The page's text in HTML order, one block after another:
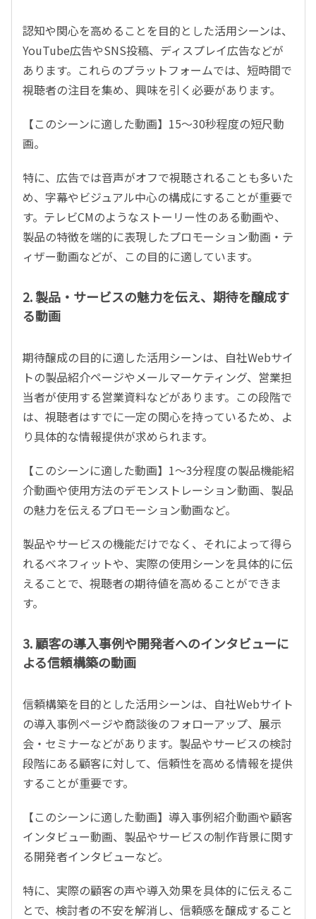
認知や関心を高めることを目的とした活用シーンは、
YouTube広告やSNS投稿、ディスプレイ広告などが
あります。これらのプラットフォームでは、短時間で
視聴者の注目を集め、興味を引く必要があります。
【このシーンに適した動画】 15〜30秒程度の短尺動
画。
特に、広告では音声がオフで視聴されることも多いた
め、字幕やビジュアル中心の構成にすることが重要で
す。テレビCMのようなストーリー性のある動画や、
製品の特徴を端的に表現したプロモーション動画・テ
ィザー動画などが、この目的に適しています。
2. 製品・サービスの魅力を伝え、期待を醸成す
る動画
期待醸成の目的に適した活用シーンは、自社Webサイ
トの製品紹介ページやメールマーケティング、営業担
当者が使用する営業資料などがあります。この段階で
は、視聴者はすでに一定の関心を持っているため、よ
り具体的な情報提供が求められます。
【このシーンに適した動画】 1〜3分程度の製品機能紹
介動画や使用方法のデモンストレーション動画、製品
の魅力を伝えるプロモーション動画など。
製品やサービスの機能だけでなく、それによって得ら
れるベネフィットや、実際の使用シーンを具体的に伝
えることで、視聴者の期待値を高めることができま
す。
3. 顧客の導入事例や開発者へのインタビューに
よる信頼構築の動画
信頼構築を目的とした活用シーンは、自社Webサイト
の導入事例ページや商談後のフォローアップ、展示
会・セミナーなどがあります。製品やサービスの検討
段階にある顧客に対して、信頼性を高める情報を提供
することが重要です。
【このシーンに適した動画】導入事例紹介動画や顧客
インタビュー動画、製品やサービスの制作背景に関す
る開発者インタビューなど。
特に、実際の顧客の声や導入効果を具体的に伝えるこ
とで、検討者の不安を解消し、信頼感を醸成すること